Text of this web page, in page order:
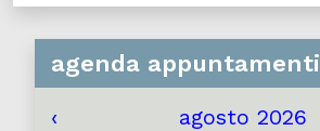
agenda appuntamenti
‹ agosto 2026